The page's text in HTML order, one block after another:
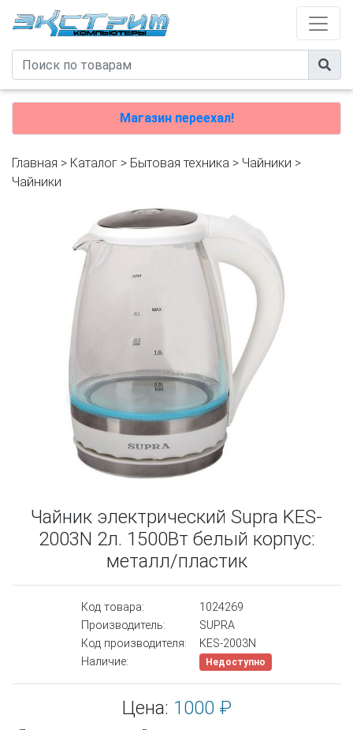
Магазин переехал!
Главная > Каталог > Бытовая техника > Чайники >
Чайники
Чайник электрический Supra KES-
2003N 2л. 1500Вт белый корпус:
металл/пластик
Код товара:
1024269
Производитель:
SUPRA
Код производителя:
KES-2003N
Наличие:
Недоступно
Цена: 1000 ₽